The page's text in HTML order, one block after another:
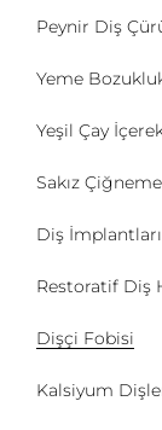
Peynir Diş
Yeme
Yeşil Çay
Sakız
Diş
Restoratif Diş
Dişçi Fobisi
Kalsiyum